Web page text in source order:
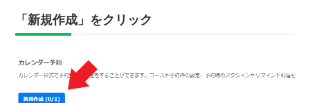
「新規作成」をクリック